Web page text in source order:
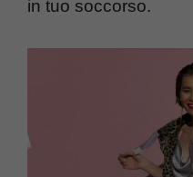
in tuo soccorso.